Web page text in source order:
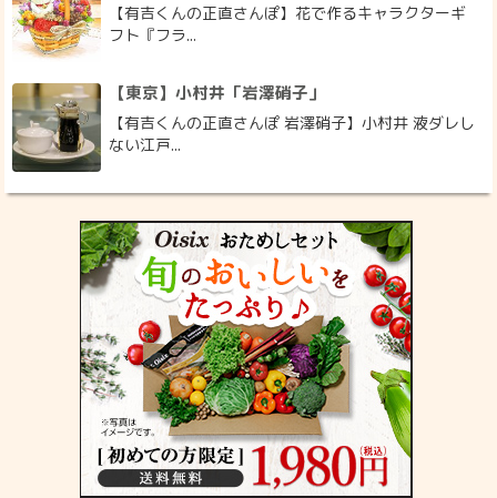
【有吉くんの正直さんぽ】花で作るキャラクターギ
フト『フラ...
【東京】小村井「岩澤硝子」
【有吉くんの正直さんぽ 岩澤硝子】小村井 液ダレし
ない江戸...